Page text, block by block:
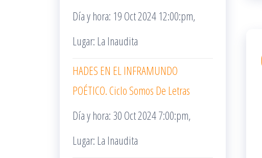
Día y hora: 19 Oct 2024 12:00:pm,
Lugar: La Inaudita
HADES EN EL INFRAMUNDO
POÉTICO. Ciclo Somos De Letras
Día y hora: 30 Oct 2024 7:00:pm,
Lugar: La Inaudita